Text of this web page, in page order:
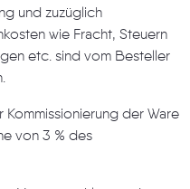
und zuzüglich
wie Fracht, Steuern
etc. sind vom Besteller
der Ware
von 3 % des